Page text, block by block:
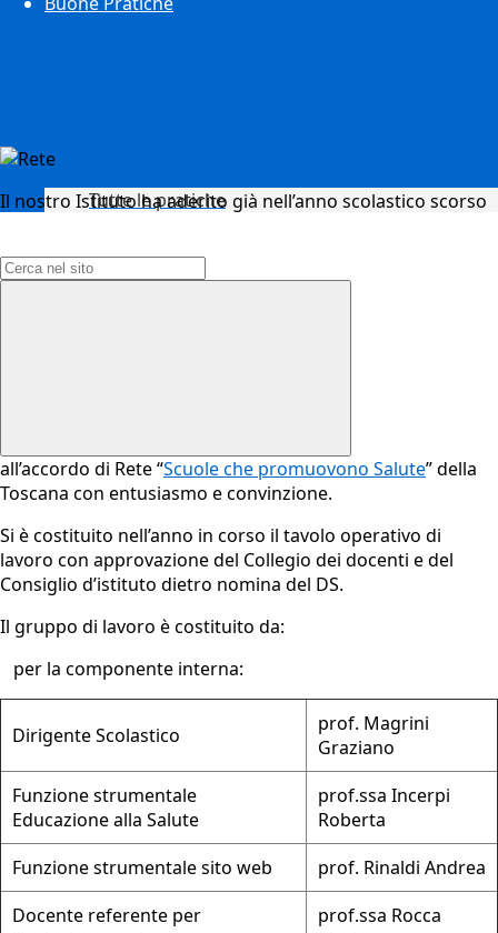
Tutte le pratiche
Rete di Scuole che
Il nostro Istituto ha aderito già nell’anno scolastico scorso
all’accordo di Rete “Scuole che promuovono Salute” della
Toscana con entusiasmo e convinzione.
Si è costituito nell’anno in corso il tavolo operativo di
lavoro con approvazione del Collegio dei docenti e del
Consiglio d’istituto dietro nomina del DS.
Il gruppo di lavoro è costituito da:
per la componente interna:
Dirigente Scolastico
prof. Magrini
Graziano
Funzione strumentale
Educazione alla Salute
prof.ssa Incerpi
Roberta
Funzione strumentale sito web
prof. Rinaldi Andrea
Docente referente per
prof.ssa Rocca